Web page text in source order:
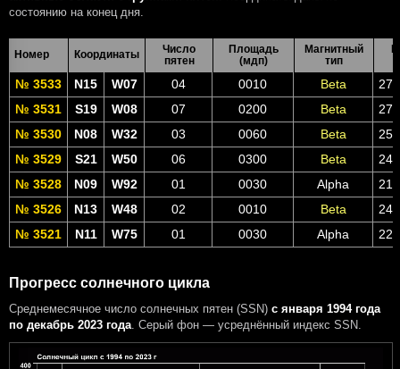
состоянию на конец дня.
Номер Координаты
Число
пятен
Площадь
(мдп)
Магнитный
тип
В
№ 3533 N15 W07 04 0010 Beta
27
№ 3531
S19 W08 07 0200 Beta
27
№ 3530
N08 W32 03 0060 Beta
25
№ 3529
S21 W50 06 0300 Beta
24
№ 3528
N09 W92 01 0030 Alpha
21
№ 3526
N13 W48 02 0010 Beta
24
№ 3521
N11 W75 01 0030 Alpha 22
Прогресс солнечного цикла
Среднемесячное число солнечных пятен (SSN) с января 1994 года
по декабрь 2023 года . Серый фон — усреднённый индекс SSN.